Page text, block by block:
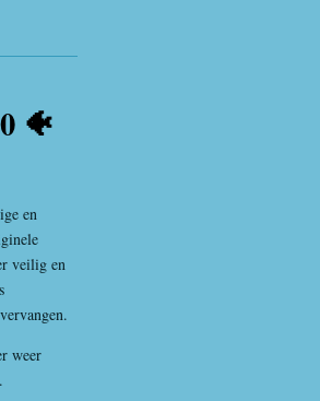
🐠
en
veilig en
weer